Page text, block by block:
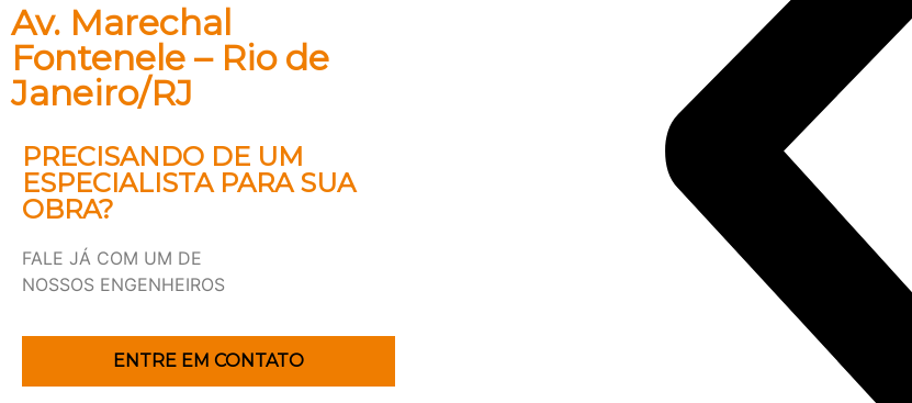
Av. Marechal
Fontenele – Rio de
Janeiro/RJ
PRECISANDO DE UM
ESPECIALISTA PARA SUA
OBRA?
FALE JÁ COM UM DE
NOSSOS ENGENHEIROS
ENTRE EM CONTATO